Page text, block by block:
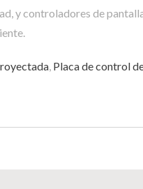
y controladores de
, Placa de control